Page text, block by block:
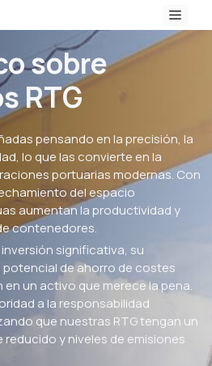
sobre
RTG
pensando en la precisión, la
lo que las convierte en la
portuarias modernas. Con
del espacio
aumentan la productividad y
contenedores.
significativa, su
de ahorro de costes
un activo que merece la pena.
a la responsabilidad
que nuestras RTG tengan un
y niveles de emisiones